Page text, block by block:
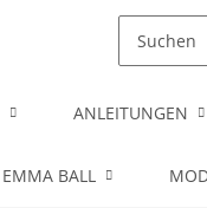
ANLEITUNGEN
EMMA BALL